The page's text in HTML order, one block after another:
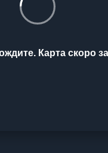
Карта скоро